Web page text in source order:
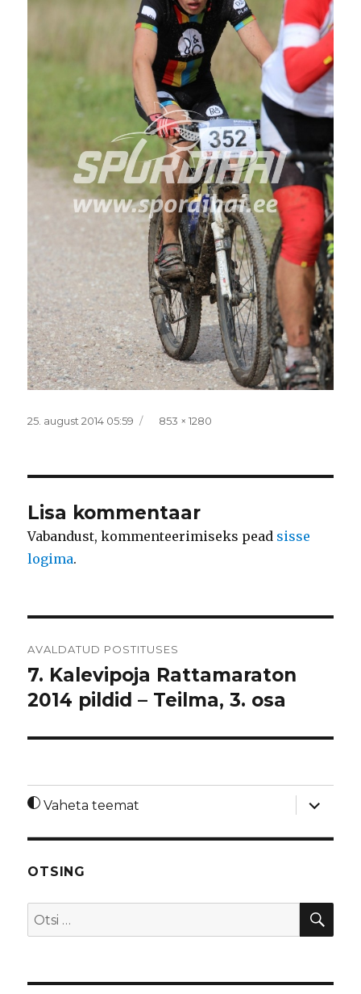
Postitatud
25. august 2014 05:59 Täissuurus
853 × 1280
Lisa kommentaar
Vabandust, kommenteerimiseks pead sisse
logima.
AVALDATUD POSTITUSES
7. Kalevipoja Rattamaraton
2014 pildid – Teilma, 3. osa
Vaheta teemat
laienda
OTSING
Otsi: